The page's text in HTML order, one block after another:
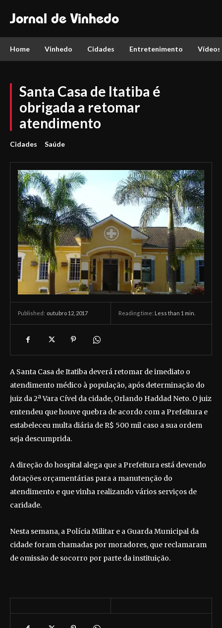
Jornal de Vinhedo
Home Vinhedo Cidades Entretenimento Vídeos
Santa Casa de Itatiba é
obrigada a retomar
atendimento
Cidades Saúde
Published: outubro 12, 2017 Reading time: Less than 1 min.
A Santa Casa de Itatiba deverá retomar de imediato o
atendimento médico à população, após determinação do
juiz da 2ª Vara Cível da cidade, Orlando Haddad Neto. O juiz
entendeu que houve quebra de acordo com a Prefeitura e
estabeleceu multa diária de R$ 500 mil caso a sua ordem
seja descumprida.
A direção do hospital alega que a Prefeitura está devendo
dotações orçamentárias para a manutenção do
atendimento e que vinha realizando vários serviços de
caridade.
Nesta semana, a Polícia Militar e a Guarda Municipal da
cidade foram chamadas por moradores, que reclamaram
de omissão de socorro por parte da instituição.